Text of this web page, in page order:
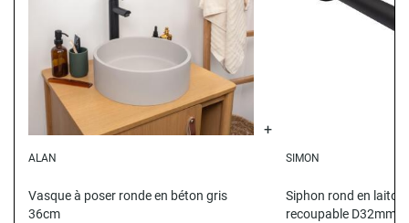
ALAN
Vasque à poser ronde en béton gris
36cm
SIMON
Siphon rond en
recoupable D32mm